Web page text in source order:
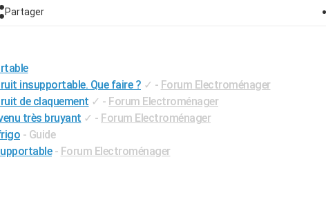
Partager
insupportable. Que faire ? ✓ - Forum Electroménager
de claquement ✓ - Forum Electroménager
très bruyant ✓ - Forum Electroménager
- Guide
- Forum Electroménager